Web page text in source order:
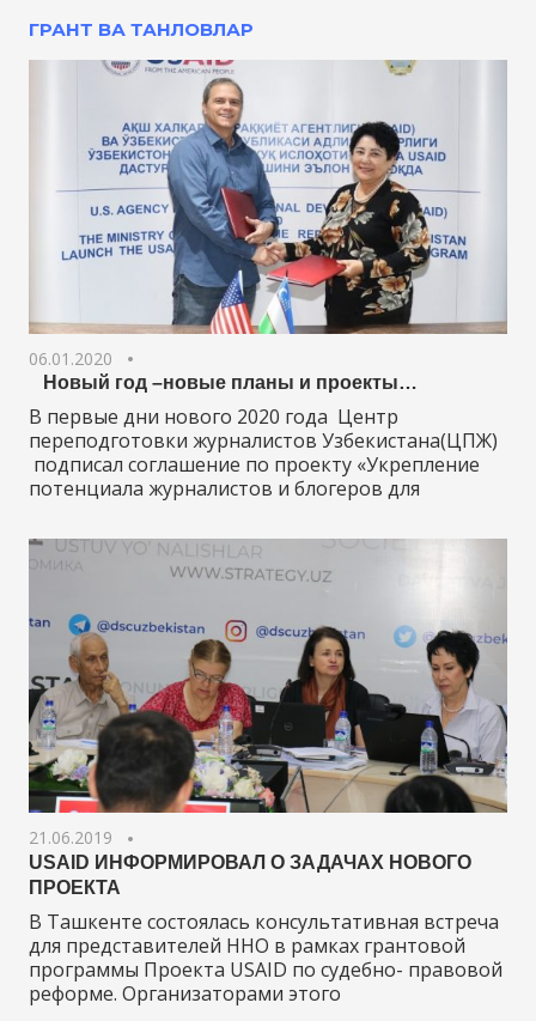
ГРАНТ ВА ТАНЛОВЛАР
06.01.2020
Новый год –новые планы и проекты…
В первые дни нового 2020 года Центр
переподготовки журналистов Узбекистана(ЦПЖ)
подписал соглашение по проекту «Укрепление
потенциала журналистов и блогеров для
21.06.2019
USAID ИНФОРМИРОВАЛ О ЗАДАЧАХ НОВОГО
ПРОЕКТА
В Ташкенте состоялась консультативная встреча
для представителей ННО в рамках грантовой
программы Проекта USAID по судебно- правовой
реформе. Организаторами этого